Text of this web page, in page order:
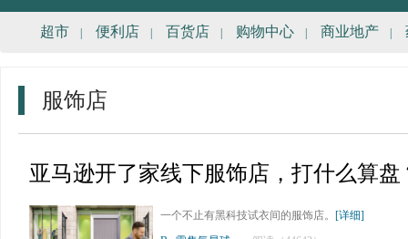
超市 便利店 百货店 购物中心 商业地产
服饰店
亚马逊开了家线下服饰店，打什么算盘
一个不止有黑科技试衣间的服饰店。 [详细]